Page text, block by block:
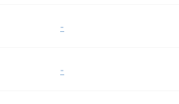
-
-